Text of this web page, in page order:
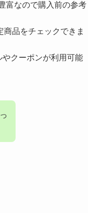
富なので購入前の参考
品をチェックできま
クーポンが利用可能